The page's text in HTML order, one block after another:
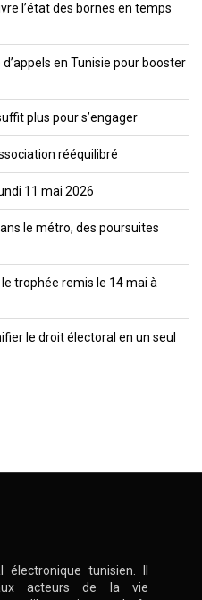
l’état des bornes en temps
en Tunisie pour booster
plus pour s’engager
rééquilibré
11 mai 2026
le métro, des poursuites
trophée remis le 14 mai à
le droit électoral en un seul
tunisien. Il
aux acteurs de la vie